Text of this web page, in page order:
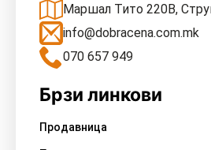
Маршал Тито 220В,
info@dobracena.com.mk
070 657 949
Брзи линкови
Продавница